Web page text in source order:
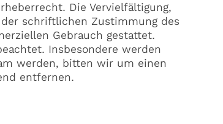
Die Vervielfältigung,
schriftlichen Zustimmung des
Gebrauch gestattet.
Insbesondere werden
werden, bitten wir um einen
entfernen.